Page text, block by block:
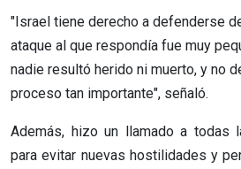
"Israel tiene derecho a defenderse
ataque al que respondía fue muy
nadie resultó herido ni muerto, y no
proceso tan importante", señaló.
Además, hizo un llamado a todas
para evitar nuevas hostilidades y